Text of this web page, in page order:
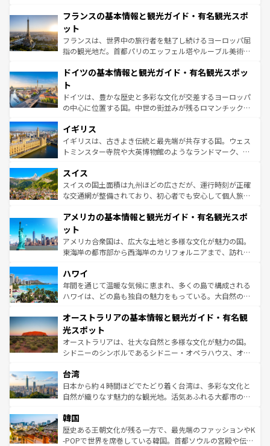
なお、新着のイタリア情報はコンテンツ一覧を参照してほ
しい。
文化が根付くこの国では、情熱的なフラメンコ、熱気あふ
れる闘牛、そして美味しいタパスが生活の一部となってい
る。首都マドリードの洗練された雰囲気や、バルセロナの
アートに溢れた街角から、地方では古代ローマ遺跡や中世
せる。地方によって風土や気候が異なるスペインはその個
ンテンツ一覧 を参照してほしい。
フランスの基本情報と観光ガイド・有名観光スポ
ット
フランスは、世界中の旅行者を魅了し続けるヨーロッパ屈
指の観光地だ。首都パリのエッフェル塔やルーブル美術館
で、幅広い魅力が詰まっている。華麗な宮殿、歴史的な大
聖堂、美しいビーチ、そして豊かな自然が、訪れる者を心
から魅了する。また、フランスは美食の国としても知ら
れ、フランス料理はユネスコ無形文化遺産にも登録されて
香り高いラベンダー畑など、多彩な楽しみ方が可能だ。さ
らに、パリ以外の地域にも魅力が溢れており、どの街角に
も豊かな歴史と文化が息づいている。パリ以外の個性あふ
を参照してほしい。
ドイツの基本情報と観光ガイド・有名観光スポッ
ト
ドイツは、豊かな歴史と多彩な文化が交差するヨーロッパ
の中心に位置する国。中世の街並みが残るロマンチック街
顔を持つこの国は、どこを歩いても飽きることがない。ベ
ルリンの文化的活気、バイエルン州のアルプスの絶景、そ
してライン川沿いのワイン畑といった風景は必見。ビール
は、お酒好きな人にはぜひ体験してほしい。 なお、新着の
ドイツ情報はコンテンツ一覧を参照してほしい。
イギリス
イギリスは、古きよき伝統と最先端が共存する国。ウェス
トミンスター寺院や大英博物館のようなランドマーク、歴
リアごとに異なる魅力がある。また、優雅なアフタヌーン
ティー、ビール好きにはたまらない英国パブ、サッカー観
戦など、本場だからこそできる体験も豊富。イギリスを旅
ンツ一覧を参照してほしい。
スイス
スイスの国土面積は九州ほどの広さだが、運行時刻が正確
な交通網が整備されており、初心者でも安心して個人旅行
の建物がそのまま残る町や、スイスならではのユニークな
博物館もあり、アルプス観光だけでなく町歩きも満喫する
ことができる。国民の所得が高いため物価も高いが、旅行
者向けの交通パス提供のサービスもあり、うまく活用すれ
着のスイス情報は
アメリカの基本情報と観光ガイド・有名観光スポ
ット
アメリカ合衆国は、広大な土地と多様な文化が魅力の国。
東海岸の都市部から西海岸のカリフォルニアまで、訪れる
のような巨大都市は、観光、ショッピング、エンターテイ
ンメントが詰まった刺激的なスポットだ。一方、アメリカ
西部には大自然が広がり、グランドキャニオンやイエロー
部のニューオーリンズでは、音楽と美食が融合した独特の
文化が魅力。旅行者はアメリカの各地域で異なる魅力を楽
しみながら、その多様性と豊かな歴史を感じることができ
るだろう。車でのロードトリップや列車の旅も、アメリカ
情報は
ハワイ
年間を通じて温暖な気候に恵まれ、多くの島で構成される
ハワイは、どの島も独自の魅力をもっている。大自然の神
ワイ島は見逃せない。また、定番の観光地といえばオアフ
島だが、静かな自然を求めるならマウイ島やカウアイ島が
おすすめ。エメラルドグリーンに輝く海をはじめ、豊かな
文化や歴史が息づいている。「アロハスピリット」と呼ば
人々、おいしいローカルフードやハワイアンミュージッ
ク、伝統的なフラダンスなど、すべてがハワイの魅力を彩
っている。訪れるたびに新しい発見と感動が待っているハ
はコンテンツ一覧
オーストラリアの基本情報と観光ガイド・有名観
光スポット
オーストラリアは、壮大な自然と多様な文化が魅力の国。
シドニーのシンボルであるシドニー・オペラハウス、オー
リアリーフや大陸中央部にそびえるウルル（エアーズロッ
ク）、タスマニアの美しい原生林やケアンズの熱帯雨林な
ど、見どころがたくさん。また、カフェやワイン、オージ
いる。アクティビティも充実しており、サーフィンやダイ
ビング、ハイキングなど、アウトドア好きにはたまらな
い。オーストラリアの多彩な魅力を存分に味わいつくそ
台湾
日本から約４時間ほどでたどり着く台湾は、多彩な文化と
自然が織りなす魅力的な観光地。活気あふれる大都市の台
ン）、静ひつな山岳地帯である台湾東部など、都市の喧騒
と山間の静けさが共存しており、訪れる人に新しい発見と
驚きをもたらしてくれる。また、奥深い台湾の食文化も魅
韓国
歴史ある王朝文化が残る一方で、最先端のファッションやK
-POPで世界を席巻している韓国。首都ソウルの宮殿や伝統